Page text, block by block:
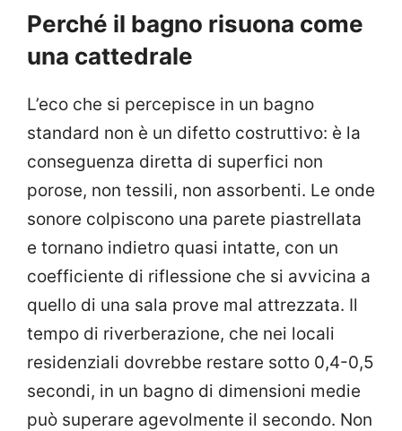
Perché il bagno risuona come
una cattedrale
L’eco che si percepisce in un bagno
standard non è un difetto costruttivo: è la
conseguenza diretta di superfici non
porose, non tessili, non assorbenti. Le onde
sonore colpiscono una parete piastrellata
e tornano indietro quasi intatte, con un
coefficiente di riflessione che si avvicina a
quello di una sala prove mal attrezzata. Il
tempo di riverberazione, che nei locali
residenziali dovrebbe restare sotto 0,4-0,5
secondi, in un bagno di dimensioni medie
può superare agevolmente il secondo. Non